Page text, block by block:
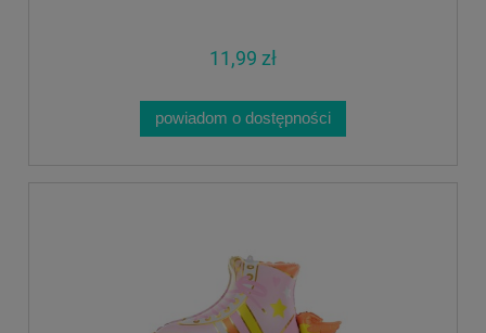
11,99 zł
powiadom o dostępności